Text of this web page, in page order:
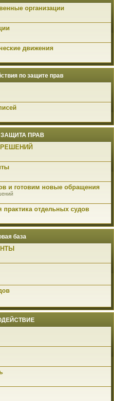
организации
движения
по защите прав
ПРАВ
и готовим новые обращения
практика отдельных судов
база